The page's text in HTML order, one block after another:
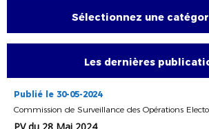
Sélectionnez une
Les dernières
Publié le 30-05-2024